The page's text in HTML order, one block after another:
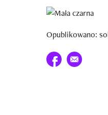
Opublikowano:
Udostępnij na
E-mail do